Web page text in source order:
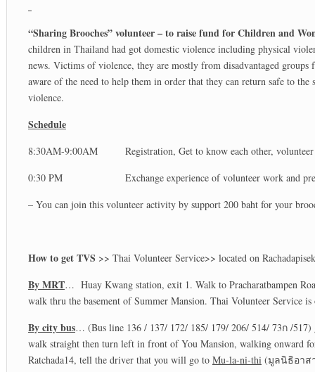
“Sharing Brooches” volunteer – to raise fund for Children and
children in Thailand had got domestic violence including physical
news. Victims of violence, they are mostly from disadvantaged
aware of the need to help them in order that they can return safe to
violence.
Schedule
8:30AM-9:00AM Registration, Get to know each other, volunteer
0:30 PM Exchange experience of volunteer work and present
– You can join this volunteer activity by support 200 baht for your
How to get TVS >> Thai Volunteer Service>> located on
By MRT… Huay Kwang station, exit 1. Walk to Pracharatbampen
walk thru the basement of Summer Mansion. Thai Volunteer Service
By city bus… (Bus line 136 / 137/ 172/ 185/ 179/ 206/ 514/ 73ก /517)
walk straight then turn left in front of You Mansion, walking onward
Ratchada14, tell the driver that you will go to Mu-la-ni-thi (มูลนิธิอาสา